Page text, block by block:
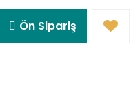
Ön Sipariş